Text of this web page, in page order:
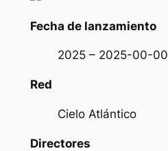
Fecha de lanzamiento
2025 – 2025-00-00
Red
Cielo Atlántico
Directores